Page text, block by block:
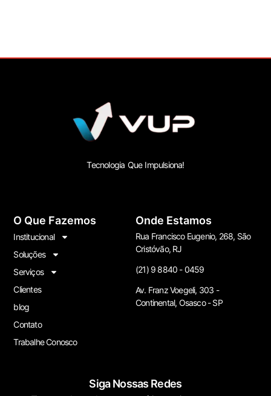
Tecnologia Que Impulsiona!
O Que Fazemos
Institucional
Soluções
Serviços
Clientes
blog
Contato
Trabalhe Conosco
Onde Estamos
Rua Francisco Eugenio, 268, São
Cristóvão, RJ
(21) 9 8840 - 0459
Av. Franz Voegeli, 303 -
Continental, Osasco - SP
Siga Nossas Redes